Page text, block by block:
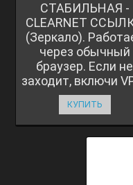
СТАБИЛЬНАЯ -
CLEARNET
(Зеркало).
через обычный
браузер. Если не
заходит, включи
КУПИТЬ